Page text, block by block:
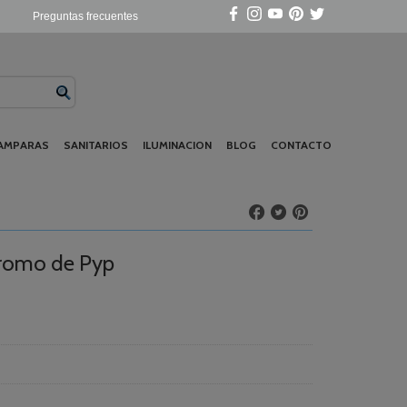
Preguntas frecuentes
SANITARIOS ILUMINACION BLOG CONTACTO
de Pyp